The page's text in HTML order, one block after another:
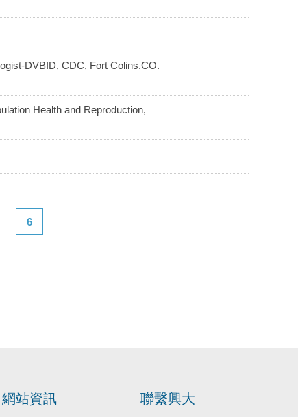
DVBID, CDC, Fort Colins.CO.
Health and Reproduction,
6
網站資訊 聯繫興大